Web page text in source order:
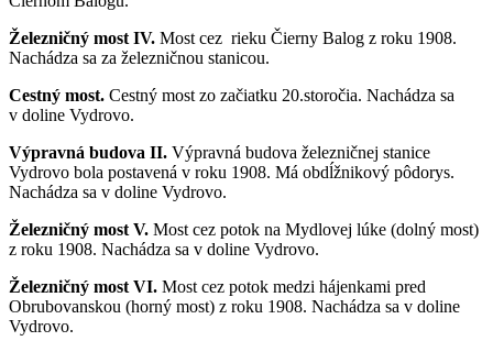
Železničný most IV. Most cez rieku Čierny Balog z roku 1908.
Nachádza sa za železničnou stanicou.
Cestný most. Cestný most zo začiatku 20.storočia. Nachádza sa
v doline Vydrovo.
Výpravná budova II. Výpravná budova železničnej stanice
Vydrovo bola postavená v roku 1908. Má obdĺžnikový pôdorys.
Nachádza sa v doline Vydrovo.
Železničný most V. Most cez potok na Mydlovej lúke (dolný most)
z roku 1908. Nachádza sa v doline Vydrovo.
Železničný most VI. Most cez potok medzi hájenkami pred
Obrubovanskou (horný most) z roku 1908. Nachádza sa v doline
Vydrovo.